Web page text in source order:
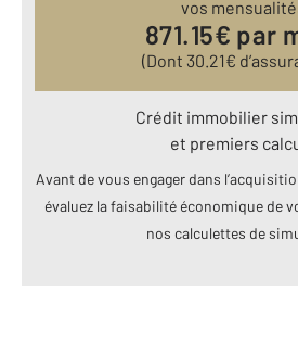
vos
871.15€ par
(Dont 30.21€
Crédit immobilier
et premiers
Avant de vous engager dans
évaluez la faisabilité économique de
nos calculettes de